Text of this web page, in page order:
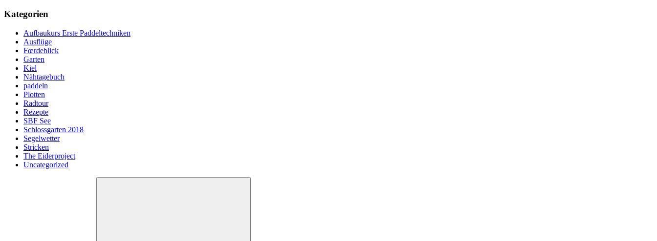
Kategorien
Aufbaukurs Erste Paddeltechniken
Ausflüge
Fœrdeblick
Garten
Kiel
Nähtagebuch
paddeln
Plotten
Radtour
Rezepte
SBF See
Schlossgarten 2018
Segelwetter
Stricken
The Eiderproject
Uncategorized